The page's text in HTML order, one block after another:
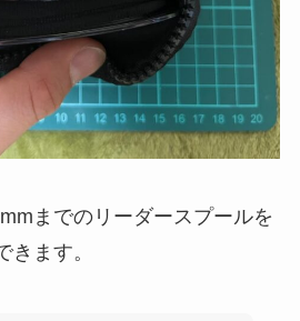
までのリーダースプールを
きます。